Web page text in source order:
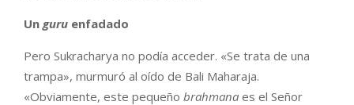
Un guru enfadado
Pero Sukracharya no podía acceder. «Se trata de una
trampa», murmuró al oído de Bali Maharaja.
«Obviamente, este pequeño brahmana es el Señor